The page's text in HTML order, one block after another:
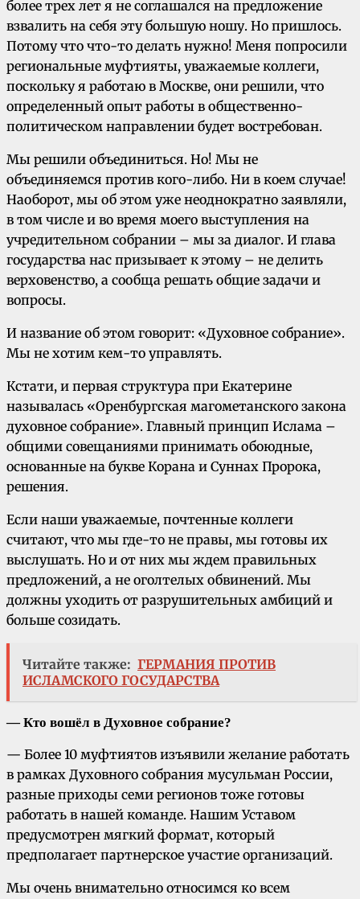
более трех лет я не соглашался на предложение
взвалить на себя эту большую ношу. Но пришлось.
Потому что что-то делать нужно! Меня попросили
региональные муфтияты, уважаемые коллеги,
поскольку я работаю в Москве, они решили, что
определенный опыт работы в общественно-
политическом направлении будет востребован.
Мы решили объединиться. Но! Мы не
объединяемся против кого-либо. Ни в коем случае!
Наоборот, мы об этом уже неоднократно заявляли,
в том числе и во время моего выступления на
учредительном собрании – мы за диалог. И глава
государства нас призывает к этому – не делить
верховенство, а сообща решать общие задачи и
вопросы.
И название об этом говорит: «Духовное собрание».
Мы не хотим кем-то управлять.
Кстати, и первая структура при Екатерине
называлась «Оренбургская магометанского закона
духовное собрание». Главный принцип Ислама –
общими совещаниями принимать обоюдные,
основанные на букве Корана и Суннах Пророка,
решения.
Если наши уважаемые, почтенные коллеги
считают, что мы где-то не правы, мы готовы их
выслушать. Но и от них мы ждем правильных
предложений, а не оголтелых обвинений. Мы
должны уходить от разрушительных амбиций и
больше созидать.
Читайте также: ГЕРМАНИЯ ПРОТИВ
ИСЛАМСКОГО ГОСУДАРСТВА
— Кто вошёл в Духовное собрание?
— Более 10 муфтиятов изъявили желание работать
в рамках Духовного собрания мусульман России,
разные приходы семи регионов тоже готовы
работать в нашей команде. Нашим Уставом
предусмотрен мягкий формат, который
предполагает партнерское участие организаций.
Мы очень внимательно относимся ко всем